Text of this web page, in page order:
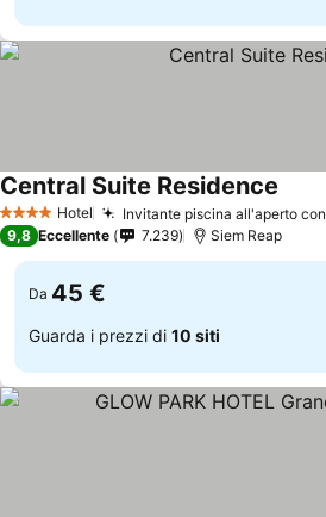
4 Stelle Hotel Invitante piscina all'aperto
Central Suite Residence
9,8 Eccellente 7.239 Siem Reap
Da 45 €
Guarda i prezzi di 10 siti